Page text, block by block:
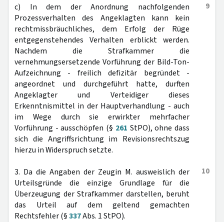
9
c) In dem der Anordnung nachfolgenden
Prozessverhalten des Angeklagten kann kein
rechtmissbräuchliches, dem Erfolg der Rüge
entgegenstehendes Verhalten erblickt werden.
Nachdem die Strafkammer die
vernehmungsersetzende Vorführung der Bild-Ton-
Aufzeichnung - freilich defizitär begründet -
angeordnet und durchgeführt hatte, durften
Angeklagter und Verteidiger dieses
Erkenntnismittel in der Hauptverhandlung - auch
im Wege durch sie erwirkter mehrfacher
Vorführung - ausschöpfen (§ 261 StPO), ohne dass
sich die Angriffsrichtung im Revisionsrechtszug
hierzu in Widerspruch setzte.
10
3. Da die Angaben der Zeugin M. ausweislich der
Urteilsgründe die einzige Grundlage für die
Überzeugung der Strafkammer darstellen, beruht
das Urteil auf dem geltend gemachten
Rechtsfehler (§337Abs. 1 StPO).